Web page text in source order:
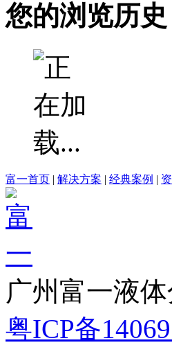
您的浏览历史
富一首页 | 解决方案 | 经典案例 |
广州富一液
粤ICP备